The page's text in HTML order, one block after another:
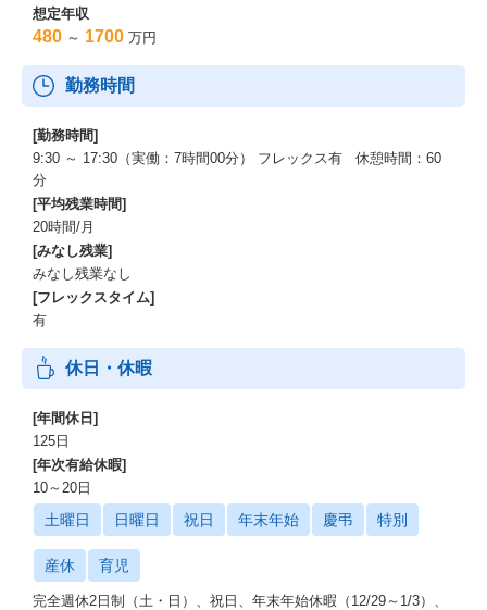
想定年収
480 ～ 1700 万円
勤務時間
[勤務時間]
9:30 ～ 17:30（実働：7時間00分） フレックス有 休憩時間：60
分
[平均残業時間]
20時間/月
[みなし残業]
みなし残業なし
[フレックスタイム]
有
休日・休暇
[年間休日]
125日
[年次有給休暇]
10～20日
土曜日 日曜日 祝日 年末年始 慶弔 特別
産休 育児
完全週休2日制（土・日）、祝日、年末年始休暇（12/29～1/3）、